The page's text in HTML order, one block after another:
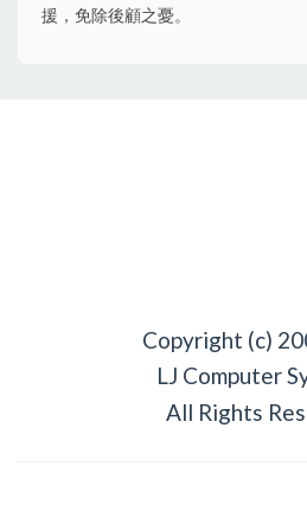
援，免除後顧之憂。
Copyright (c)
LJ Computer
All Rights